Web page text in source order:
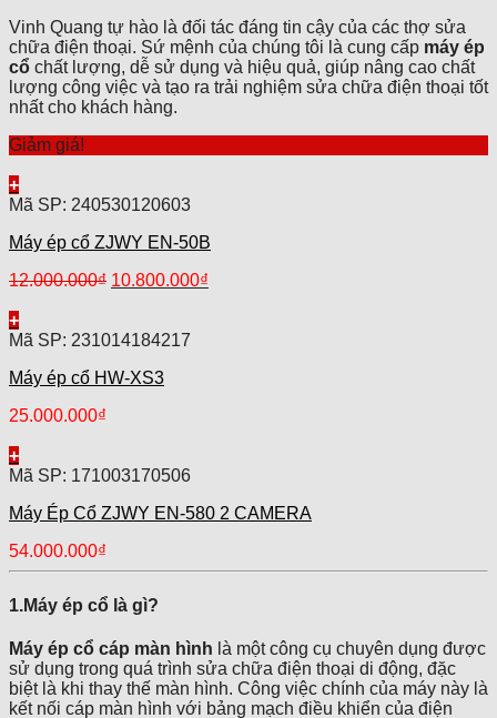
Vinh Quang tự hào là đối tác đáng tin cậy của các thợ sửa
chữa điện thoại. Sứ mệnh của chúng tôi là cung cấp máy ép
cổ chất lượng, dễ sử dụng và hiệu quả, giúp nâng cao chất
lượng công việc và tạo ra trải nghiệm sửa chữa điện thoại tốt
nhất cho khách hàng.
Giảm giá!
+
Mã SP: 240530120603
Máy ép cổ ZJWY EN-50B
12.000.000₫ 10.800.000₫
+
Mã SP: 231014184217
Máy ép cổ HW-XS3
25.000.000₫
+
Mã SP: 171003170506
Máy Ép Cổ ZJWY EN-580 2 CAMERA
54.000.000₫
1.Máy ép cổ là gì?
Máy ép cổ cáp màn hình là một công cụ chuyên dụng được
sử dụng trong quá trình sửa chữa điện thoại di động, đặc
biệt là khi thay thế màn hình. Công việc chính của máy này là
kết nối cáp màn hình với bảng mạch điều khiển của điện